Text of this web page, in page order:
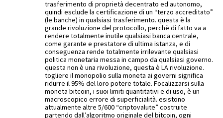
trasferimento di proprietà decentrato ed autonomo,
quindi esclude la certificazione di un “terzo accreditato”
(le banche) in qualsiasi trasferimento. questa è la
grande rivoluzione del protocollo, perchè di fatto va a
rendere totalmente inutile qualsiasi banca centrale,
come garante e prestatore di ultima istanza, e di
conseguenza rende totalmente irrilevante qualsiasi
politica monetaria messa in campo da qualsiasi governo.
questa non è una rivoluzione, questa è LA rivoluzione.
togliere il monopolio sulla moneta ai governi significa
ridurre il 95% del loro potere totale. Focalizzarsi sulla
moneta bitcoin, i suoi limiti quantitativi e di uso, è un
macroscopico errore di superficialità. esistono
attualmente altre 5/600 “criptovalute” costruite
partendo dall’algoritmo originale del bitcoin, ogni